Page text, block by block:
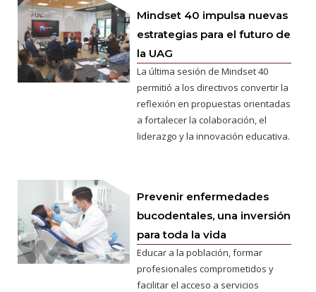
Mindset 40 impulsa nuevas
estrategias para el futuro de
la UAG
La última sesión de Mindset 40
permitió a los directivos convertir la
reflexión en propuestas orientadas
a fortalecer la colaboración, el
liderazgo y la innovación educativa.
Prevenir enfermedades
bucodentales, una inversión
para toda la vida
Educar a la población, formar
profesionales comprometidos y
facilitar el acceso a servicios